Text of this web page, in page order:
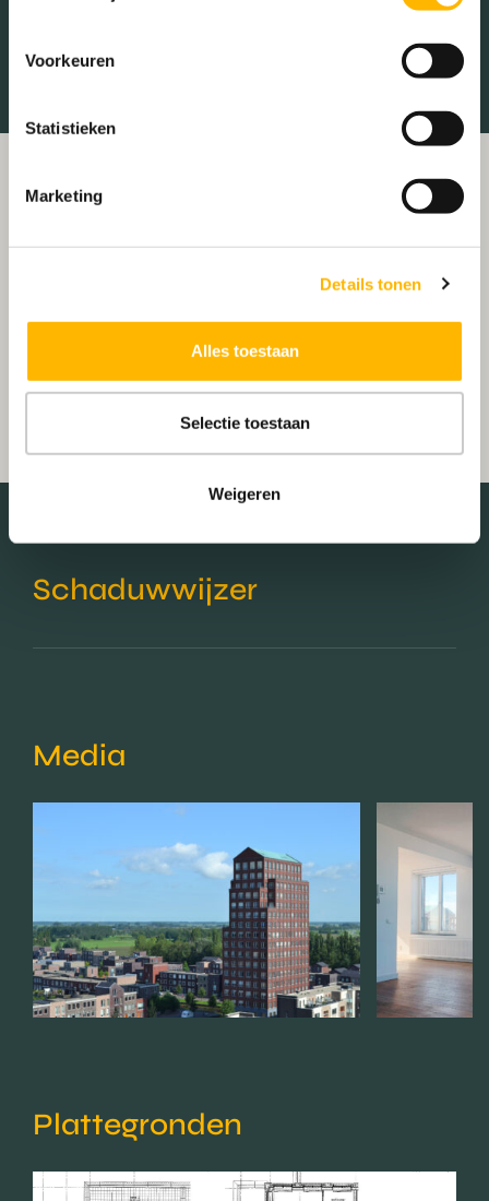
Voorkeuren
Statistieken
Marketing
Details tonen
Alles toestaan
Selectie toestaan
Weigeren
Treinstation
Schaduwwijzer
Media
Plattegronden